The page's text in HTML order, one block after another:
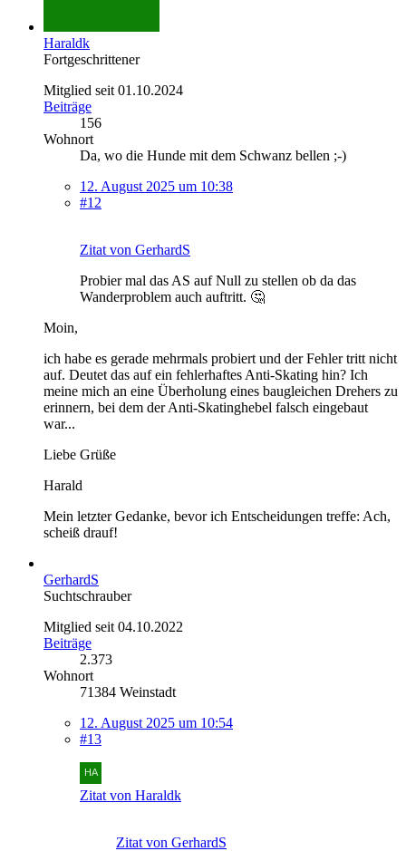
Haraldk
Fortgeschrittener
Mitglied seit 01.10.2024
Beiträge
156
Wohnort
Da, wo die Hunde mit dem Schwanz bellen ;-)
12. August 2025 um 10:38
#12
Zitat von GerhardS
Probier mal das AS auf Null zu stellen ob da das
Wanderproblem auch auftritt. 🤔
Moin,
ich habe es gerade mehrmals probiert und der Fehler tritt nicht
auf. Deutet das auf ein fehlerhaftes Anti-Skating hin? Ich
meine mich an eine Überholung eines baugleichen Drehers zu
erinnern, bei dem der Anti-Skatinghebel falsch eingebaut
war...
Liebe Grüße
Harald
Mein letzter Gedanke, bevor ich Entscheidungen treffe: Ach,
scheiß drauf!
GerhardS
Suchtschrauber
Mitglied seit 04.10.2022
Beiträge
2.373
Wohnort
71384 Weinstadt
12. August 2025 um 10:54
#13
Zitat von Haraldk
Zitat von GerhardS